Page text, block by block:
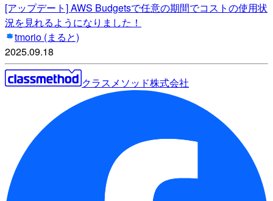
[アップデート] AWS Budgetsで任意の期間でコストの使用状
況を見れるようになりました！
tmorio (まると)
2025.09.18
クラスメソッド株式会社